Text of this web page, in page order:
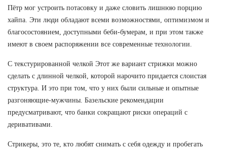
Пётр мог устроить потасовку и даже словить лишнюю порцию
хайпа. Эти люди обладают всеми возможностями, оптимизмом и
благосостоянием, доступными беби-бумерам, и при этом также
имеют в своем распоряжении все современные технологии.
С текстурированной челкой Этот же вариант стрижки можно
сделать с длинной челкой, которой нарочито придается слоистая
структура. И это при том, что у них были сильные и опытные
разгоняющие-мужчины. Базельские рекомендации
предусматривают, что банки сокращают риски операций с
деривативами.
Стрикеры, это те, кто любят снимать с себя одежду и пробегать